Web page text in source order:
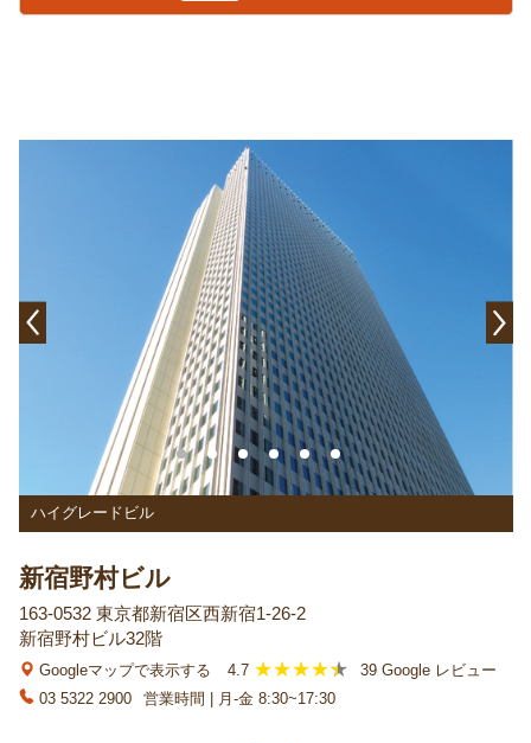
ハイグレードビル
新宿野村ビル
163-0532 東京都新宿区西新宿1-26-2
新宿野村ビル32階
Googleマップで表示する 4.7
39 Google レビュー
03 5322 2900
営業時間 | 月-金 8:30~17:30